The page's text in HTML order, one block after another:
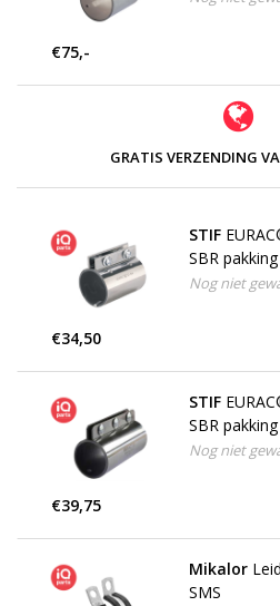
€75,-
GRATIS VERZENDING
STIF
SBR
Nog niet
€34,50
STIF
SBR
Nog niet
€39,75
Mikalor
SMS